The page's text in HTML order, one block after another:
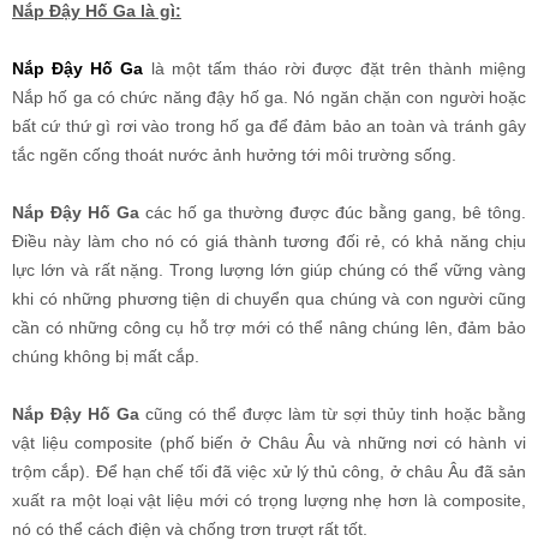
Nắp Đậy Hố Ga là gì:
Nắp Đậy Hố Ga là một tấm tháo rời được đặt trên thành miệng
Nắp hố ga có chức năng đậy hố ga. Nó ngăn chặn con người hoặc
bất cứ thứ gì rơi vào trong hố ga để đảm bảo an toàn và tránh gây
tắc ngẽn cống thoát nước ảnh hưởng tới môi trường sống.
Nắp Đậy Hố Ga các hố ga thường được đúc bằng gang, bê tông.
Điều này làm cho nó có giá thành tương đối rẻ, có khả năng chịu
lực lớn và rất nặng. Trong lượng lớn giúp chúng có thể vững vàng
khi có những phương tiện di chuyển qua chúng và con người cũng
cần có những công cụ hỗ trợ mới có thể nâng chúng lên, đảm bảo
chúng không bị mất cắp.
Nắp Đậy Hố Ga cũng có thể được làm từ sợi thủy tinh hoặc bằng
vật liệu composite (phố biến ở Châu Âu và những nơi có hành vi
trộm cắp). Để hạn chế tối đã việc xử lý thủ công, ở châu Âu đã sản
xuất ra một loại vật liệu mới có trọng lượng nhẹ hơn là composite,
nó có thể cách điện và chống trơn trượt rất tốt.